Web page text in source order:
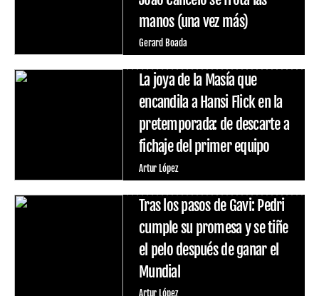
manos (una vez más)
Gerard Boada
La joya de la Masía que
encandila a Hansi Flick en la
pretemporada: de descarte a
fichaje del primer equipo
Artur López
Tras los pasos de Gavi: Pedri
cumple su promesa y se tiñe
el pelo después de ganar el
Mundial
Artur López